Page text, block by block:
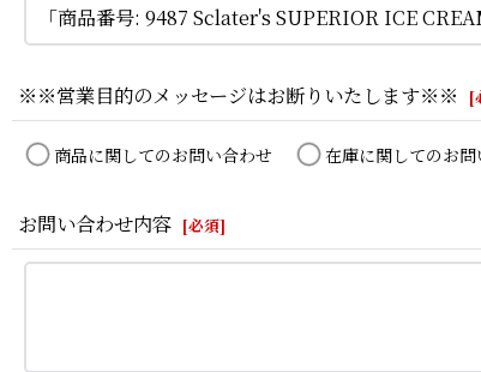
※※営業目的のメッセージはお断りいたします※※ [
商品に関してのお問い合わせ 在庫に関してのお問
お問い合わせ内容 [必須]